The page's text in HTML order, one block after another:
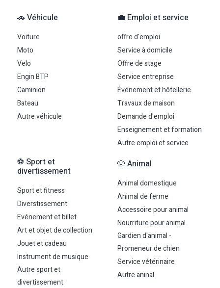
🚗 Véhicule
Voiture
Moto
Velo
Engin BTP
Caminion
Bateau
Autre véhicule
💼 Emploi et service
offre d'emploi
Service à domicile
Offre de stage
Service entreprise
Événement et hôtellerie
Travaux de maison
Demande d'emploi
Enseignement et formation
Autre emploi et service
⚽ Sport et
divertissement
Sport et fitness
Diverstissement
Evénement et billet
Art et objet de collection
Jouet et cadeau
Instrument de musique
Autre sport et
divertissement
🐶 Animal
Animal domestique
Animal de ferme
Accessoire pour animal
Nourriture pour animal
Gardien d'animal -
Promeneur de chien
Service vétérinaire
Autre aninal